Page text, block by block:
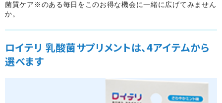
菌質ケア※のある毎日をこのお得な機会に一緒に広げてみません
か。
ロイテリ 乳酸菌サプリメントは、4アイテムから
選べます